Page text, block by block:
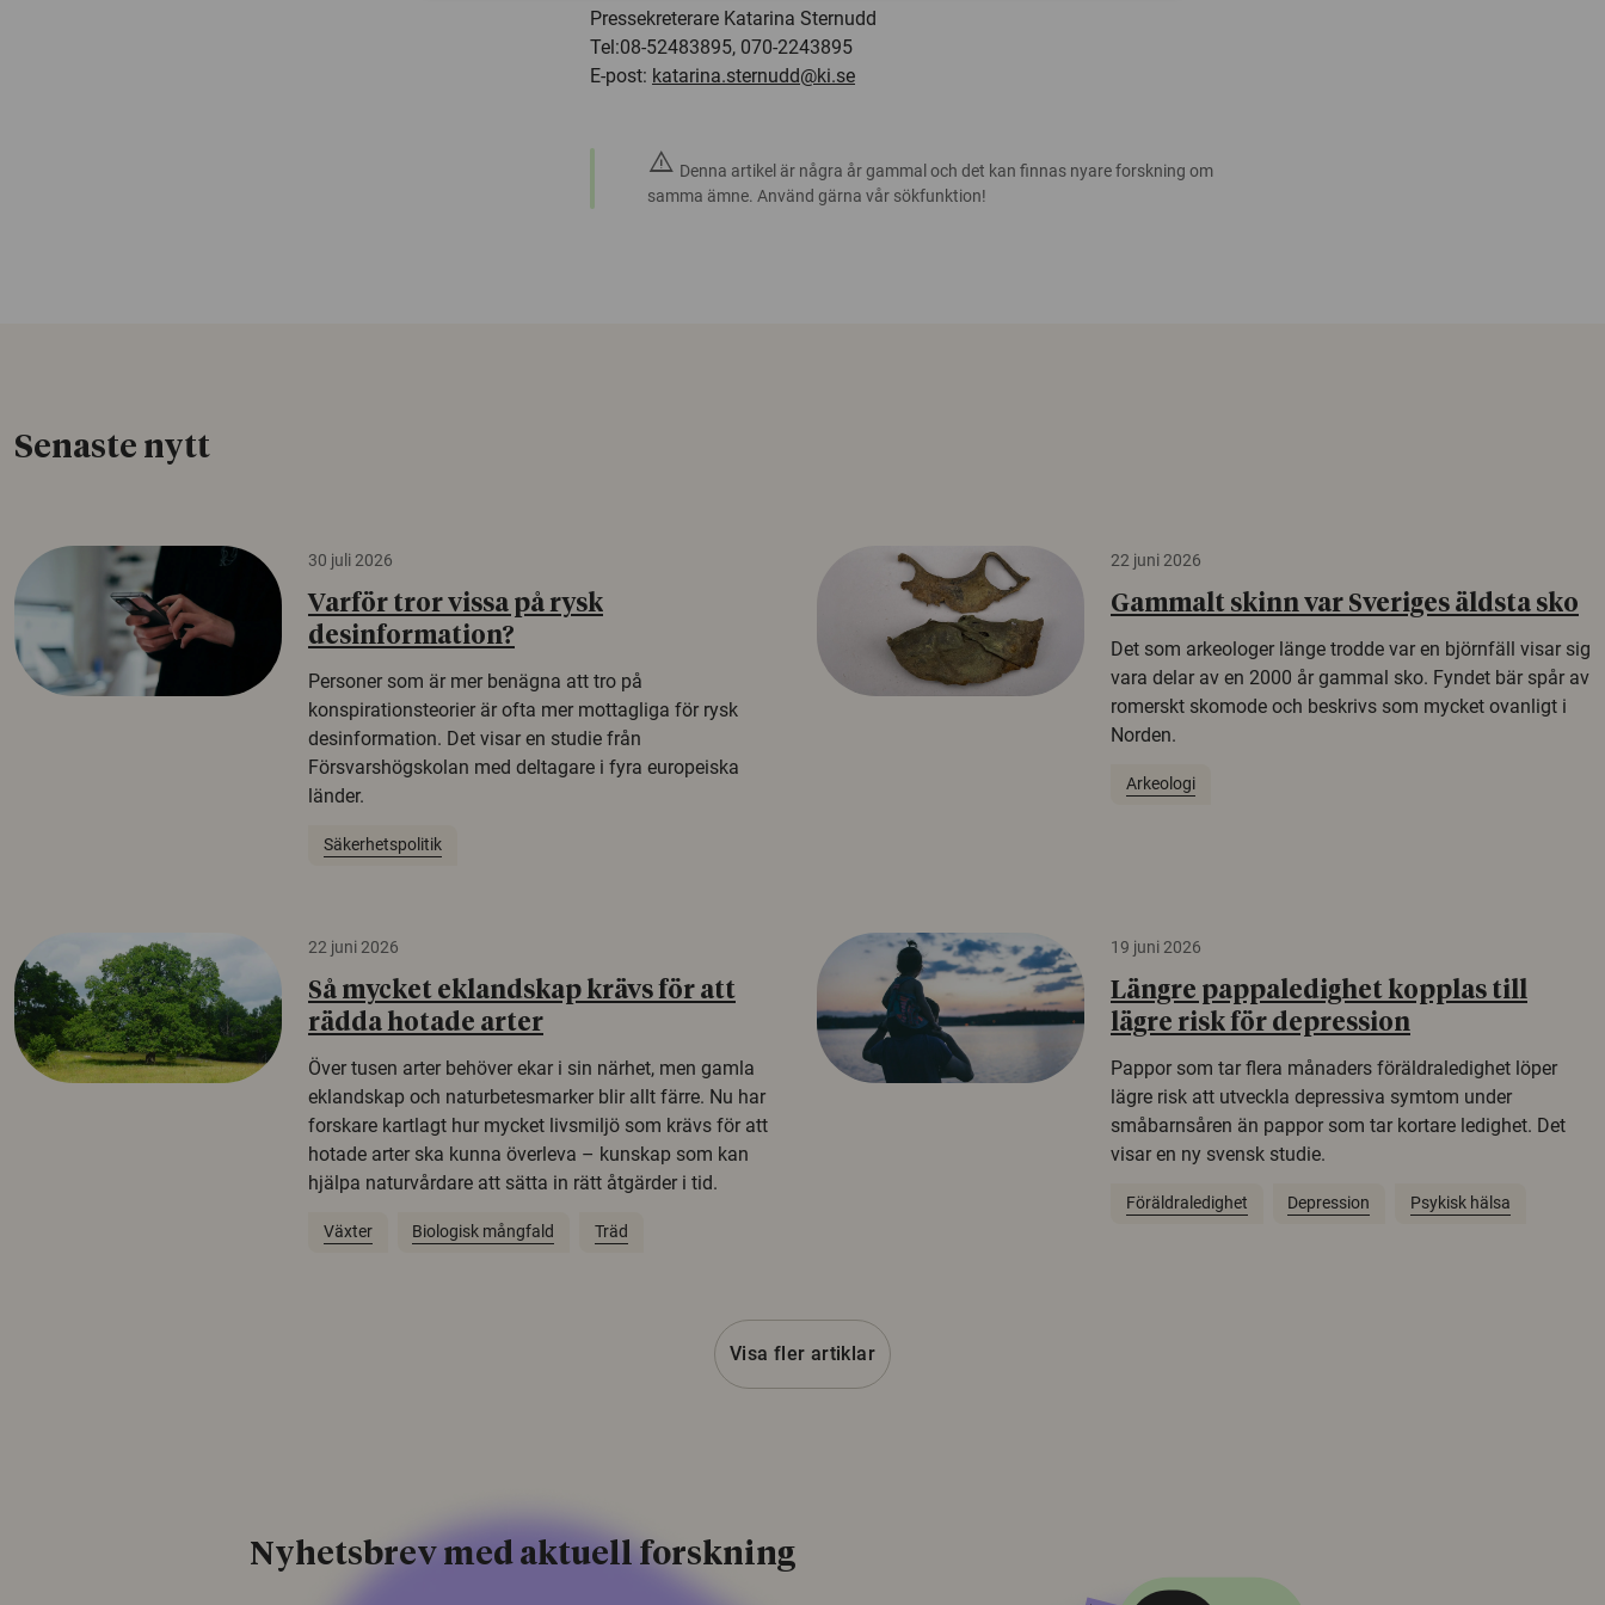
Pressekreterare Katarina Sternudd
Tel:08-52483895, 070-2243895
E-post: katarina.sternudd@ki.se
warning Denna artikel är några år gammal och det kan finnas nyare forskning om
samma ämne. Använd gärna vår sökfunktion!
Senaste nytt
30 juli 2026
Varför tror vissa på rysk
desinformation?
Personer som är mer benägna att tro på
konspirationsteorier är ofta mer mottagliga för rysk
desinformation. Det visar en studie från
Försvarshögskolan med deltagare i fyra europeiska
länder.
Säkerhetspolitik
22 juni 2026
Gammalt skinn var Sveriges äldsta sko
Det som arkeologer länge trodde var en björnfäll visar sig
vara delar av en 2000 år gammal sko. Fyndet bär spår av
romerskt skomode och beskrivs som mycket ovanligt i
Norden.
Arkeologi
22 juni 2026
Så mycket eklandskap krävs för att
rädda hotade arter
Över tusen arter behöver ekar i sin närhet, men gamla
eklandskap och naturbetesmarker blir allt färre. Nu har
forskare kartlagt hur mycket livsmiljö som krävs för att
hotade arter ska kunna överleva – kunskap som kan
hjälpa naturvårdare att sätta in rätt åtgärder i tid.
Växter Biologisk mångfald Träd
19 juni 2026
Längre pappaledighet kopplas till
lägre risk för depression
Pappor som tar flera månaders föräldraledighet löper
lägre risk att utveckla depressiva symtom under
småbarnsåren än pappor som tar kortare ledighet. Det
visar en ny svensk studie.
Föräldraledighet Depression Psykisk hälsa
Visa fler artiklar
Nyhetsbrev med aktuell forskning